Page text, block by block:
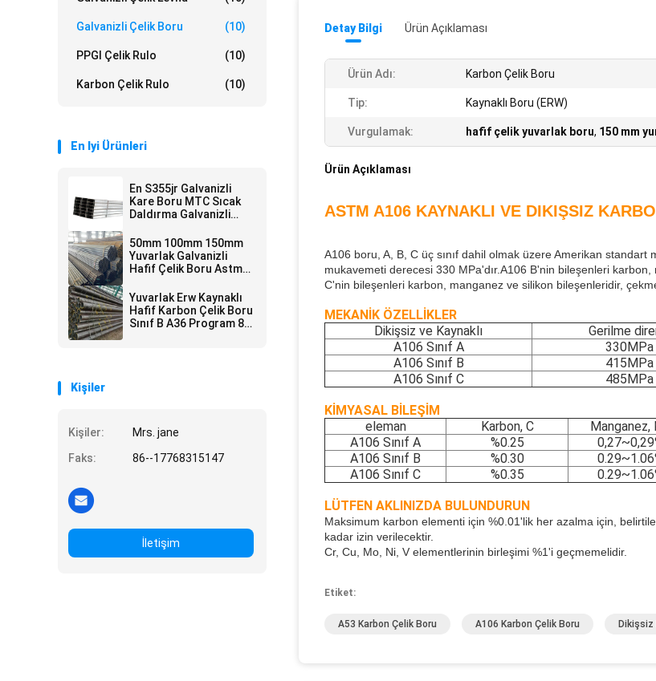
Galvanizli Çelik Boru (10)
PPGI Çelik Rulo (10)
Karbon Çelik Rulo (10)
En Iyi Ürünleri
En S355jr Galvanizli
Kare Boru MTC Sıcak
Daldırma Galvanizli
50mm 100mm 150mm
Yuvarlak Galvanizli
Hafif Çelik Boru Astm
Yuvarlak Erw Kaynaklı
Hafif Karbon Çelik Boru
Sınıf B A36 Program 80
Kişiler
Kişiler:
Mrs. jane
Faks:
86--17768315147
İletişim
Detay Bilgi Ürün Açıklaması
Ürün Adı: Karbon Çelik Boru
Tip: Kaynaklı Boru (ERW)
Vurgulamak: hafif çelik yuvarlak boru, 150 mm
Ürün Açıklaması
ASTM A106 KAYNAKLI VE DIKIŞSIZ
A106 boru, A, B, C üç sınıf dahil olmak üzere Amerikan
mukavemeti derecesi 330 MPa'dır.A106 B'nin bileşenleri
C'nin bileşenleri karbon, manganez ve silikon bileşenleridir,
MEKANİK ÖZELLİKLER
Dikişsiz ve Kaynaklı
Gerilme
A106 Sınıf A
330MPa
A106 Sınıf B
415MPa
A106 Sınıf C
485MPa
KİMYASAL BİLEŞİM
eleman
Karbon, C Manganez,
A106 Sınıf A
%0.25
A106 Sınıf B
%0.30
A106 Sınıf C
%0.35
LÜTFEN AKLINIZDA BULUNDURUN
Maksimum karbon elementi için %0.01'lik her azalma için,
kadar izin verilecektir.
Cr, Cu, Mo, Ni, V elementlerinin birleşimi %1'i geçmemelidir.
Etiket:
A53 Karbon Çelik Boru A106 Karbon Çelik Boru Dikişsiz